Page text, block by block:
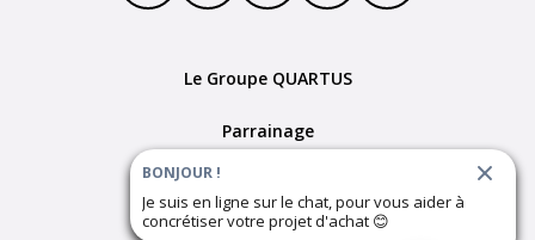
Le Groupe QUARTUS
Parrainage
Devenir partenaire
BONJOUR !
Je suis en ligne sur le chat, pour vous aider à
concrétiser votre projet d'achat 😊